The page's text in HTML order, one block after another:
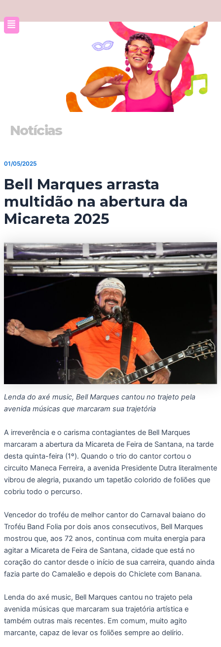
para
Notícias
01/05/2025
Bell Marques arrasta
multidão na abertura da
Micareta 2025
Lenda do axé music, Bell Marques cantou no trajeto pela
avenida músicas que marcaram sua trajetória
A irreverência e o carisma contagiantes de Bell Marques
marcaram a abertura da Micareta de Feira de Santana, na tarde
desta quinta-feira (1º). Quando o trio do cantor cortou o
circuito Maneca Ferreira, a avenida Presidente Dutra literalmente
vibrou de alegria, puxando um tapetão colorido de foliões que
cobriu todo o percurso.
Vencedor do troféu de melhor cantor do Carnaval baiano do
Troféu Band Folia por dois anos consecutivos, Bell Marques
mostrou que, aos 72 anos, continua com muita energia para
agitar a Micareta de Feira de Santana, cidade que está no
coração do cantor desde o início de sua carreira, quando ainda
fazia parte do Camaleão e depois do Chiclete com Banana.
Lenda do axé music, Bell Marques cantou no trajeto pela
avenida músicas que marcaram sua trajetória artística e
também outras mais recentes. Em comum, muito agito
marcante, capaz de levar os foliões sempre ao delírio.